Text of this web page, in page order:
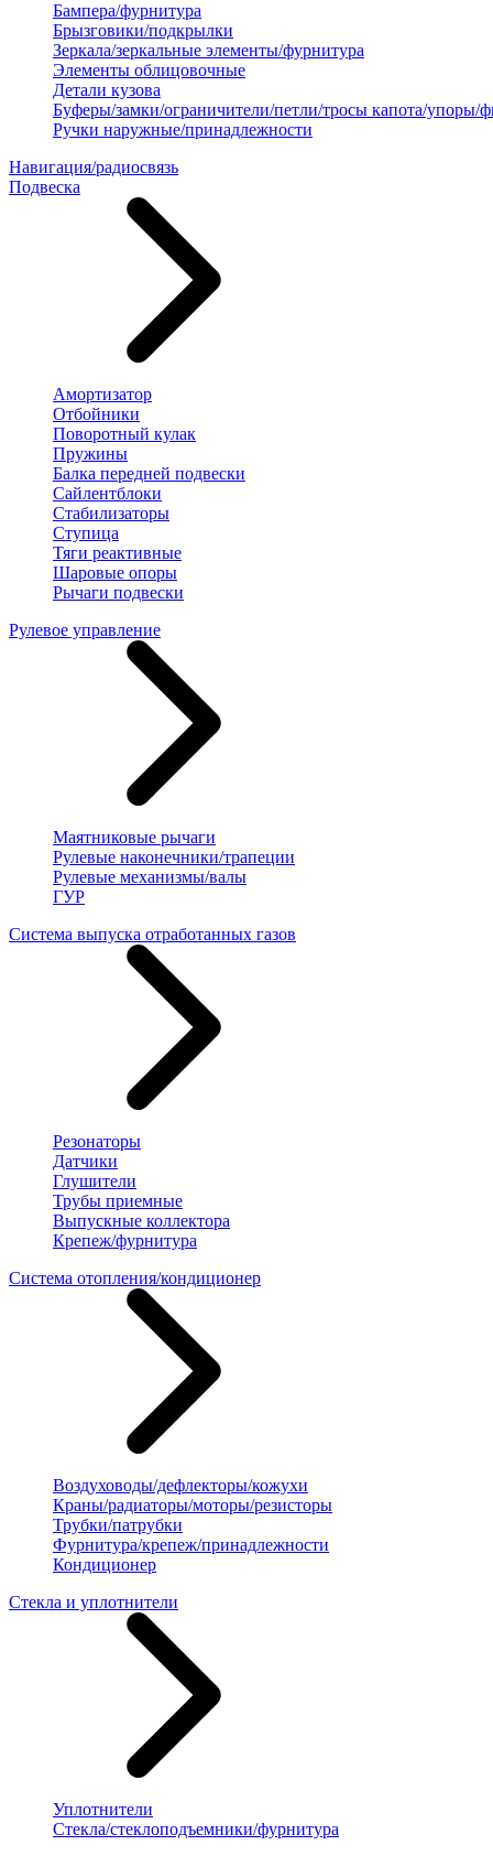
Бампера/фурнитура
Брызговики/подкрылки
Зеркала/зеркальные элементы/фурнитура
Элементы облицовочные
Детали кузова
Буферы/замки/ограничители/петли/тросы капота/упоры/
Ручки наружные/принадлежности
Навигация/радиосвязь
Подвеска
Амортизатор
Отбойники
Поворотный кулак
Пружины
Балка передней подвески
Сайлентблоки
Стабилизаторы
Ступица
Тяги реактивные
Шаровые опоры
Рычаги подвески
Рулевое управление
Маятниковые рычаги
Рулевые наконечники/трапеции
Рулевые механизмы/валы
ГУР
Система выпуска отработанных газов
Резонаторы
Датчики
Глушители
Трубы приемные
Выпускные коллектора
Крепеж/фурнитура
Система отопления/кондиционер
Воздуховоды/дефлекторы/кожухи
Краны/радиаторы/моторы/резисторы
Трубки/патрубки
Фурнитура/крепеж/принадлежности
Кондиционер
Стекла и уплотнители
Уплотнители
Стекла/стеклоподъемники/фурнитура